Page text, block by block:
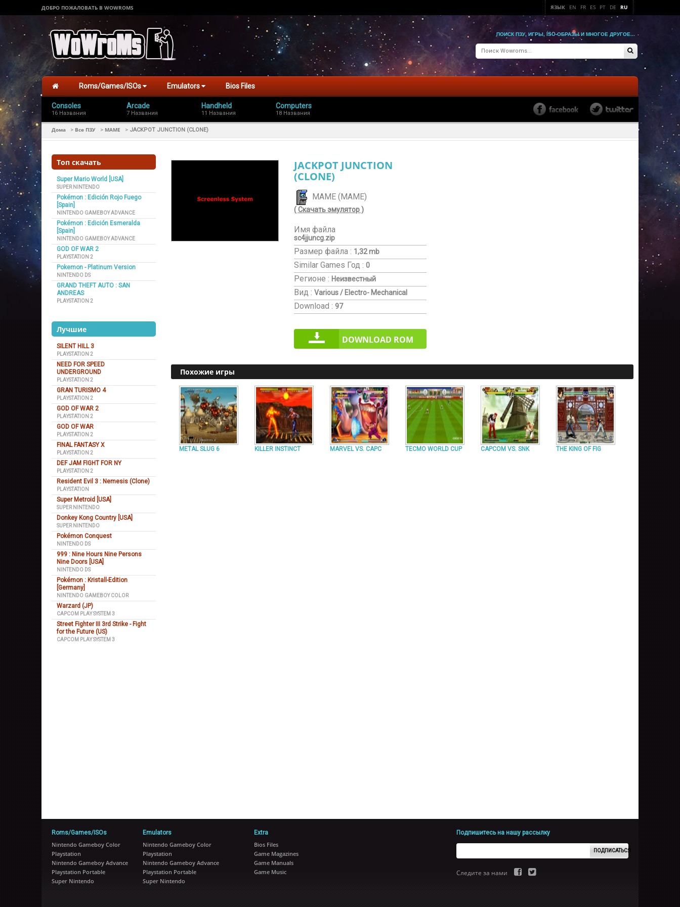
ДОБРО ПОЖАЛОВАТЬ В WOWROMS ЯЗЫК EN FR ES PT DE RU
ПОИСК ПЗУ, ИГРЫ, ISO-ОБРАЗЫ И МНОГОЕ ДРУГОЕ...
Roms/Games/ISOs Emulators Bios Files
Consoles
16 Названия
Arcade
7 Названия
Handheld
11 Названия
Computers
18 Названия
Дома > Все ПЗУ > MAME > JACKPOT JUNCTION (CLONE)
Топ скачать
Super Mario World [USA]
SUPER NINTENDO
Pokémon : Edición Rojo Fuego
[Spain]
NINTENDO GAMEBOY ADVANCE
Pokémon : Edición Esmeralda
[Spain]
NINTENDO GAMEBOY ADVANCE
GOD OF WAR 2
PLAYSTATION 2
Pokemon - Platinum Version
NINTENDO DS
GRAND THEFT AUTO : SAN
ANDREAS
PLAYSTATION 2
Лучшие
SILENT HILL 3
PLAYSTATION 2
NEED FOR SPEED
UNDERGROUND
PLAYSTATION 2
GRAN TURISMO 4
PLAYSTATION 2
GOD OF WAR 2
PLAYSTATION 2
GOD OF WAR
PLAYSTATION 2
FINAL FANTASY X
PLAYSTATION 2
DEF JAM FIGHT FOR NY
PLAYSTATION 2
Resident Evil 3 : Nemesis (Clone)
PLAYSTATION
Super Metroid [USA]
SUPER NINTENDO
Donkey Kong Country [USA]
SUPER NINTENDO
Pokémon Conquest
NINTENDO DS
999 : Nine Hours Nine Persons
Nine Doors [USA]
NINTENDO DS
Pokémon : Kristall-Edition
[Germany]
NINTENDO GAMEBOY COLOR
Warzard (JP)
CAPCOM PLAY SYSTEM 3
Street Fighter III 3rd Strike - Fight
for the Future (US)
CAPCOM PLAY SYSTEM 3
JACKPOT JUNCTION
(CLONE)
MAME (MAME)
( Скачать эмулятор )
Имя файла
sc4jjuncg.zip
Размер файла : 1,32 mb
Similar Games Год : 0
Регионе : Неизвестный
Вид : Various / Electro- Mechanical
Download : 97
DOWNLOAD ROM
Похожие игры
METAL SLUG 6 KILLER INSTINCT MARVEL VS. CAPC TECMO WORLD CUP CAPCOM VS. SNK THE KING OF FIG
Roms/Games/ISOs
Nintendo Gameboy Color
Playstation
Nintendo Gameboy Advance
Playstation Portable
Super Nintendo
Emulators
Nintendo Gameboy Color
Playstation
Nintendo Gameboy Advance
Playstation Portable
Super Nintendo
Extra
Bios Files
Game Magazines
Game Manuals
Game Music
Подпишитесь на нашу рассылку
ПОДПИСАТЬСЯ
Следите за нами